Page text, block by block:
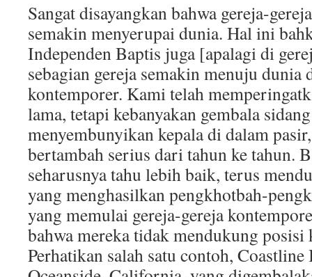
Sangat disayangkan bahwa gereja-
semakin menyerupai dunia. Hal ini
Independen Baptis juga [apalagi di
sebagian gereja semakin menuju dunia
kontemporer. Kami telah
lama, tetapi kebanyakan gembala
menyembunyikan kepala di dalam
bertambah serius dari tahun ke tahun.
seharusnya tahu lebih baik, terus
yang menghasilkan pengkhotbah-
yang memulai gereja-gereja
bahwa mereka tidak mendukung posisi
Perhatikan salah satu contoh,